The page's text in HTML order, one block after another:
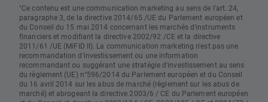
"Ce contenu est une communication marketing au sens de l'art. 24,
paragraphe 3, de la directive 2014/65 /UE du Parlement européen et
du Conseil du 15 mai 2014 concernant les marchés d'instruments
financiers et modifiant la directive 2002/92 /CE et la directive
2011/61 /UE (MiFID II). La communication marketing n'est pas une
recommandation d'investissement ou une information
recommandant ou suggérant une stratégie d'investissement au sens
du règlement (UE) n°596/2014 du Parlement européen et du Conseil
du 16 avril 2014 sur les abus de marché (règlement sur les abus de
marché) et abrogeant la directive 2003/6 / CE du Parlement européen